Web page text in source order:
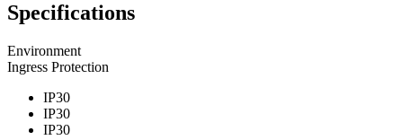
Specifications
Environment
Ingress Protection
IP30
IP30
IP30